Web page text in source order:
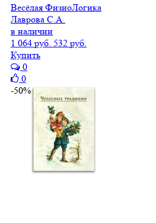
Весёлая ФизиоЛогика
Лаврова С.А.
в наличии
1 064 руб. 532 руб.
Купить
0
0
-50%